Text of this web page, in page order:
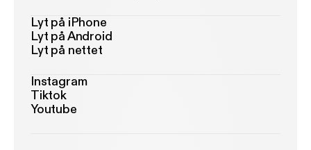
Lyt på iPhone
Lyt på Android
Lyt på nettet
Instagram
Tiktok
Youtube